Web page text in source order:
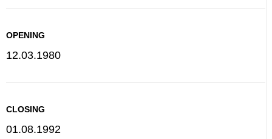
OPENING
12.03.1980
CLOSING
01.08.1992